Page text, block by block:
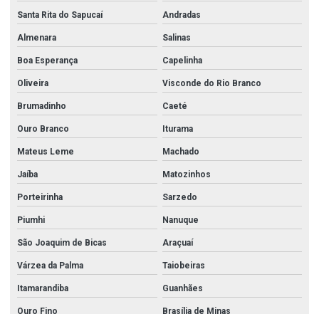
Perfil de inox u
Perfil u aço inox 304
Perfil u de aço inoxidavel
Perfil u dobrado inox
Perfil u dobrado inox 304
Perfil u inox
Redução aço carbono
Registro angular hidrante
Registro globo hidrante
Registro hidrante
Registro hidrante 2 1 2
Santa Rita do Sapucaí Andradas
Almenara Salinas
Boa Esperança Capelinha
Oliveira Visconde do Rio Branco
Brumadinho Caeté
Ouro Branco Iturama
Mateus Leme Machado
Jaíba Matozinhos
Porteirinha Sarzedo
Piumhi Nanuque
São Joaquim de Bicas Araçuaí
Várzea da Palma Taiobeiras
Itamarandiba Guanhães
Ouro Fino Brasília de Minas